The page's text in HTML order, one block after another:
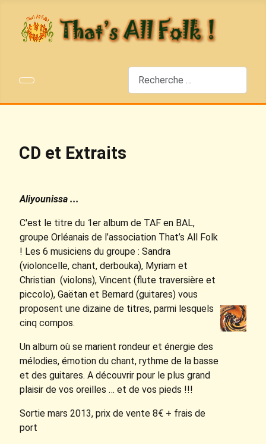
CD et Extraits
Aliyounissa ...
C'est le titre du 1er album de TAF en BAL,
groupe Orléanais de l’association That’s All Folk
! Les 6 musiciens du groupe : Sandra
(violoncelle, chant, derbouka), Myriam et
Christian (violons), Vincent (flute traversière et
piccolo), Gaëtan et Bernard (guitares) vous
proposent une dizaine de titres, parmi lesquels
cinq compos.
Un album où se marient rondeur et énergie des
mélodies, émotion du chant, rythme de la basse
et des guitares. A découvrir pour le plus grand
plaisir de vos oreilles … et de vos pieds !!!
Sortie mars 2013, prix de vente 8€ + frais de
port